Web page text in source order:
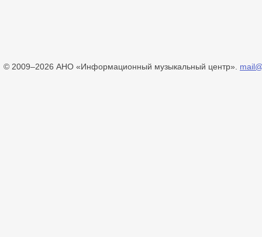
© 2009–2026 АНО «Информационный музыкальный центр».